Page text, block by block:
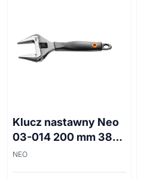
Klucz nastawny Neo
03-014 200 mm 38
mm
NEO